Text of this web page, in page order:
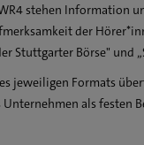
stehen Information
der
Stuttgarter Börse" und
jeweiligen Formats
als festen